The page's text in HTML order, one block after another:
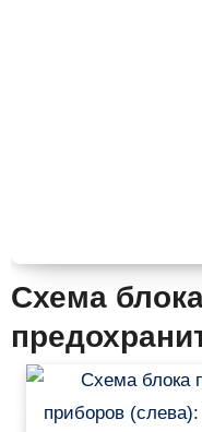
Схема